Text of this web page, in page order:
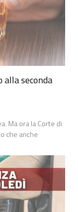
alla seconda
Ma ora la Corte di
che anche